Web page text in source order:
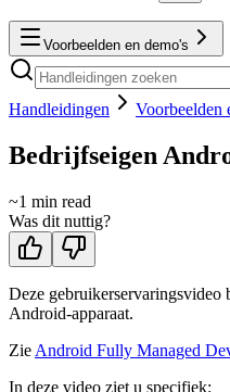
Voorbeelden en demo's
Handleidingen Voorbeelden
Bedrijfseigen
~1 min read
Was dit nuttig?
Deze gebruikerservaringsvideo
Android-apparaat.
Zie Android Fully Managed
In deze video ziet u specifiek: